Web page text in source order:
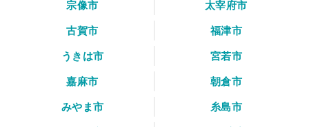
宗像市
太宰府市
古賀市
福津市
うきは市
宮若市
嘉麻市
朝倉市
みやま市
糸島市